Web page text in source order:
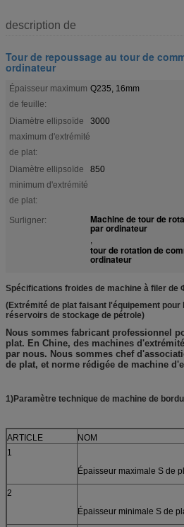
description de
Tour de repoussage au tour de
ordinateur
Épaisseur maximum
de feuille:
Q235, 16mm
Diamètre ellipsoïde
maximum d'extrémité
de plat:
3000
Diamètre ellipsoïde
minimum d'extrémité
de plat:
850
Surligner: Machine de tour de
par ordinateur
,
tour de rotation de
ordinateur
Spécifications froides de machine à filer de
(Extrémité de plat faisant l'équipement pour
réservoirs de stockage de pétrole)
Nous sommes fabricant professionnel
plat. En Chine, des machines
par nous. Nous sommes chef
de plat, et norme rédigée de machine
1)Paramètre technique de machine de
ARTICLE NOM
1
Épaisseur maximale S de
2
Épaisseur minimale S de